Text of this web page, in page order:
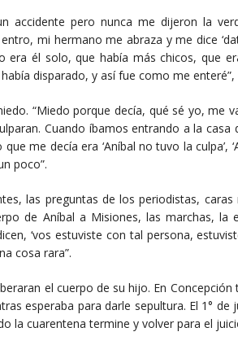
accidente pero nunca me dijeron la
mi hermano me abraza y me dice
era él solo, que había más chicos, que
disparado, y así fue como me enteré”,
“Miedo porque decía, qué sé yo, me
Cuando íbamos entrando a la casa
me decía era ‘Aníbal no tuvo la culpa’,
poco”.
las preguntas de los periodistas, caras
de Aníbal a Misiones, las marchas, la
‘vos estuviste con tal persona,
cosa rara”.
el cuerpo de su hijo. En
esperaba para darle sepultura. El 1° de
la cuarentena termine y volver para el